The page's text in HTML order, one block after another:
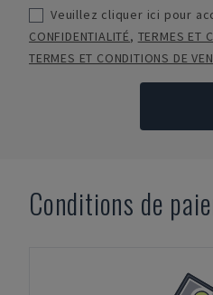
Veuillez cliquer ici pour
CONFIDENTIALITÉ, TERMES ET
TERMES ET CONDITIONS DE
Conditions de